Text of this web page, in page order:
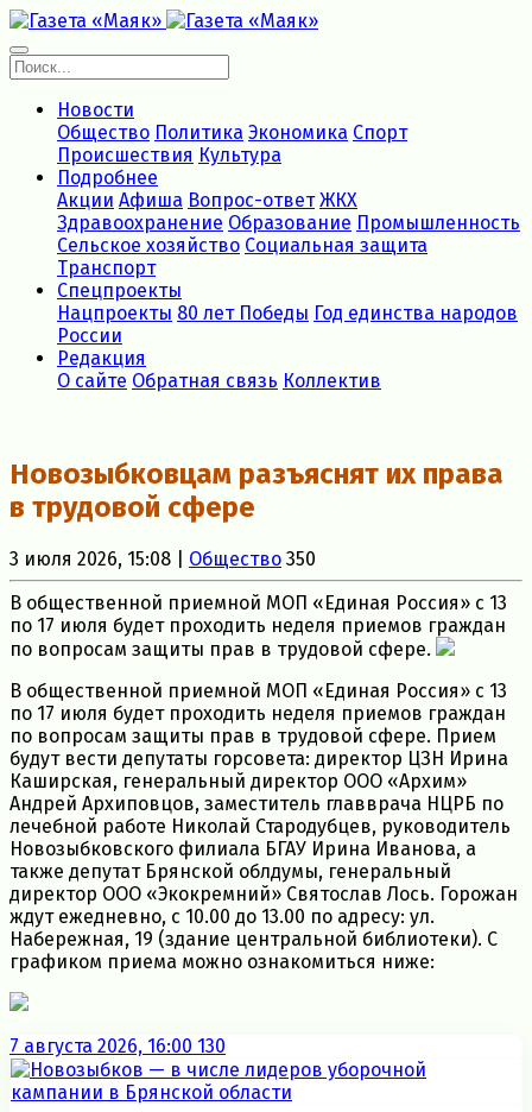
Новости
Общество Политика Экономика Спорт
Происшествия Культура
Подробнее
Акции Афиша Вопрос-ответ ЖКХ
Здравоохранение Образование Промышленность
Сельское хозяйство Социальная защита
Транспорт
Спецпроекты
Нацпроекты 80 лет Победы Год единства народов
России
Редакция
О сайте Обратная связь Коллектив
Новозыбковцам разъяснят их права
в трудовой сфере
3 июля 2026, 15:08 | Общество 350
В общественной приемной МОП «Единая Россия» с 13
по 17 июля будет проходить неделя приемов граждан
по вопросам защиты прав в трудовой сфере.
В общественной приемной МОП «Единая Россия» с 13
по 17 июля будет проходить неделя приемов граждан
по вопросам защиты прав в трудовой сфере. Прием
будут вести депутаты горсовета: директор ЦЗН Ирина
Каширская, генеральный директор ООО «Архим»
Андрей Архиповцов, заместитель главврача НЦРБ по
лечебной работе Николай Стародубцев, руководитель
Новозыбковского филиала БГАУ Ирина Иванова, а
также депутат Брянской облдумы, генеральный
директор ООО «Экокремний» Святослав Лось. Горожан
ждут ежедневно, с 10.00 до 13.00 по адресу: ул.
Набережная, 19 (здание центральной библиотеки). С
графиком приема можно ознакомиться ниже:
7 августа 2026, 16:00 130